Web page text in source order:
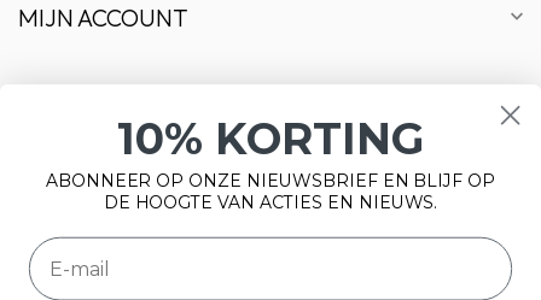
MIJN ACCOUNT
10% KORTING
ABONNEER OP ONZE NIEUWSBRIEF EN BLIJF OP
DE HOOGTE VAN ACTIES EN NIEUWS.